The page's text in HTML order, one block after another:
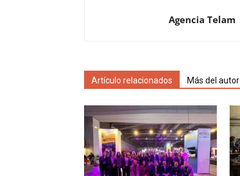
Agencia Telam
Artículo relacionados Más del autor